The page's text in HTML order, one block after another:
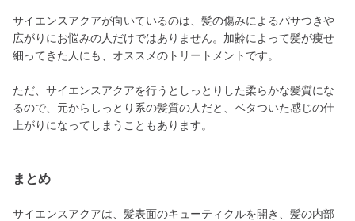
サイエンスアクアが向いているのは、髪の傷みによるパサつきや
広がりにお悩みの人だけではありません。加齢によって髪が痩せ
細ってきた人にも、オススメのトリートメントです。
ただ、サイエンスアクアを行うとしっとりした柔らかな髪質にな
るので、元からしっとり系の髪質の人だと、ベタついた感じの仕
上がりになってしまうこともあります。
まとめ
サイエンスアクアは、髪表面のキューティクルを開き、髪の内部